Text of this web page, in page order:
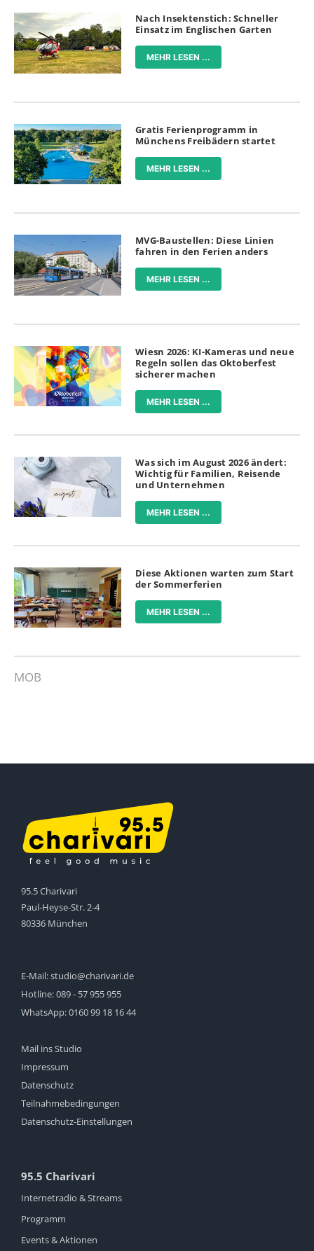
Nach Insektenstich: Schneller
Einsatz im Englischen Garten
MEHR LESEN ...
Gratis Ferienprogramm in
Münchens Freibädern startet
MEHR LESEN ...
MVG-Baustellen: Diese Linien
fahren in den Ferien anders
MEHR LESEN ...
Wiesn 2026: KI-Kameras und neue
Regeln sollen das Oktoberfest
sicherer machen
MEHR LESEN ...
Was sich im August 2026 ändert:
Wichtig für Familien, Reisende
und Unternehmen
MEHR LESEN ...
Diese Aktionen warten zum Start
der Sommerferien
MEHR LESEN ...
MOB
95.5 Charivari
Paul-Heyse-Str. 2-4
80336 München
E-Mail:studio@charivari.de
Hotline:089 - 57 955 955
WhatsApp:0160 99 18 16 44
Mail ins Studio
Impressum
Datenschutz
Teilnahmebedingungen
Datenschutz-Einstellungen
95.5 Charivari
Internetradio & Streams
Programm
Events & Aktionen